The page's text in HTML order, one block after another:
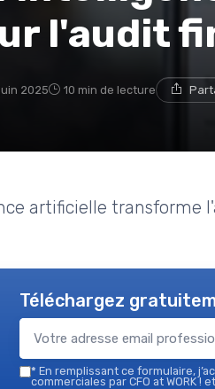
l'audit
2025 10 min de lecture
artificielle transforme
Téléchargez
* En remplissant ce formulaire,
commerciales par CFO at WORK !